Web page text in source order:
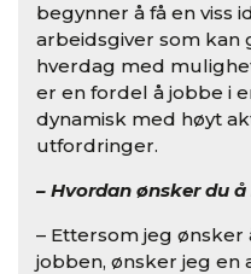
begynner å få en viss
arbeidsgiver som kan
hverdag med
er en fordel å jobbe i
dynamisk med høyt
utfordringer.
– Hvordan ønsker du
– Ettersom jeg ønsker
jobben, ønsker jeg en